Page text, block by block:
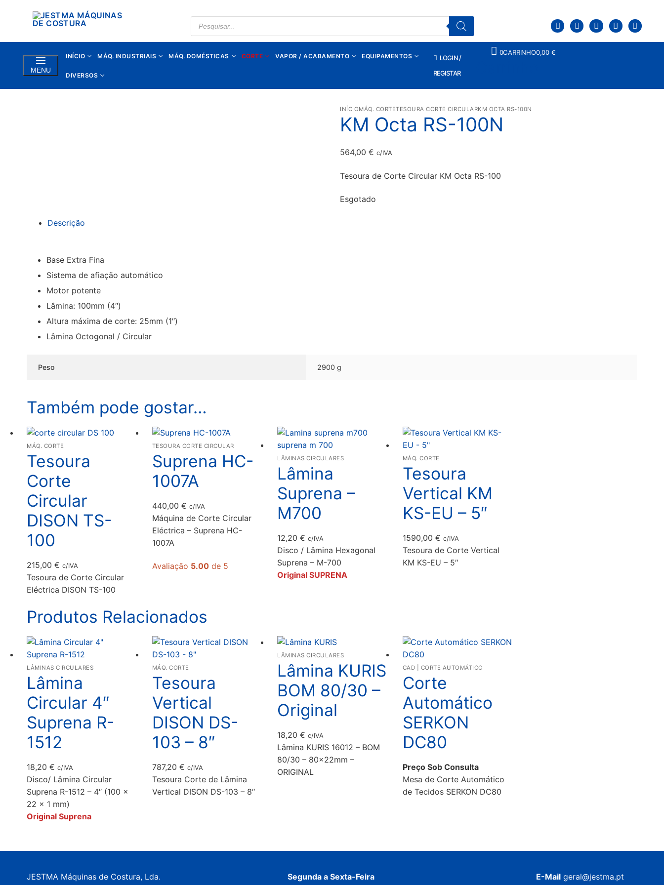
PRODUCTS
SEARCH
MENU
INÍCIO MÁQ. INDUSTRIAIS MÁQ. DOMÉSTICAS CORTE VAPOR / ACABAMENTO EQUIPAMENTOS
DIVERSOS
LOGIN /
REGISTAR
0CARRINHO0,00 €
INÍCIOMÁQ. CORTETESOURA CORTE CIRCULARKM OCTA RS-100N
KM Octa RS-100N
564,00 € c/IVA
Tesoura de Corte Circular KM Octa RS-100
Esgotado
Descrição
Base Extra Fina
Sistema de afiação automático
Motor potente
Lâmina: 100mm (4″)
Altura máxima de corte: 25mm (1″)
Lâmina Octogonal / Circular
Peso 2900 g
Também pode gostar…
MÁQ. CORTE
Tesoura
Corte
Circular
DISON TS-
100
215,00 € c/IVA
Tesoura de Corte Circular
Eléctrica DISON TS-100
TESOURA CORTE CIRCULAR
Suprena HC-
1007A
440,00 € c/IVA
Máquina de Corte Circular
Eléctrica – Suprena HC-
1007A
Avaliação 5.00de 5
LÂMINAS CIRCULARES
Lâmina
Suprena –
M700
12,20€ c/IVA
Disco / Lâmina Hexagonal
Suprena – M-700
Original SUPRENA
MÁQ. CORTE
Tesoura
Vertical KM
KS-EU – 5″
1590,00 € c/IVA
Tesoura de Corte Vertical
KM KS-EU – 5″
Produtos Relacionados
LÂMINAS CIRCULARES
Lâmina
Circular 4″
Suprena R-
1512
18,20 € c/IVA
Disco/ Lâmina Circular
Suprena R-1512 – 4″ (100 x
22 x 1 mm)
Original Suprena
MÁQ. CORTE
Tesoura
Vertical
DISON DS-
103 – 8″
787,20 € c/IVA
Tesoura Corte de Lâmina
Vertical DISON DS-103 – 8″
LÂMINAS CIRCULARES
Lâmina KURIS
BOM 80/30 –
Original
18,20€ c/IVA
Lâmina KURIS 16012 – BOM
80/30 – 80x22mm –
ORIGINAL
CAD | CORTE AUTOMÁTICO
Corte
Automático
SERKON
DC80
Preço Sob Consulta
Mesa de Corte Automático
de Tecidos SERKON DC80
JESTMA Máquinas de Costura, Lda.
Segunda a Sexta-Feira
E-Mailgeral@jestma.pt